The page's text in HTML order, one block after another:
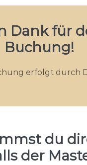
Dank für
Buchung!
erfolgt durch
du
der